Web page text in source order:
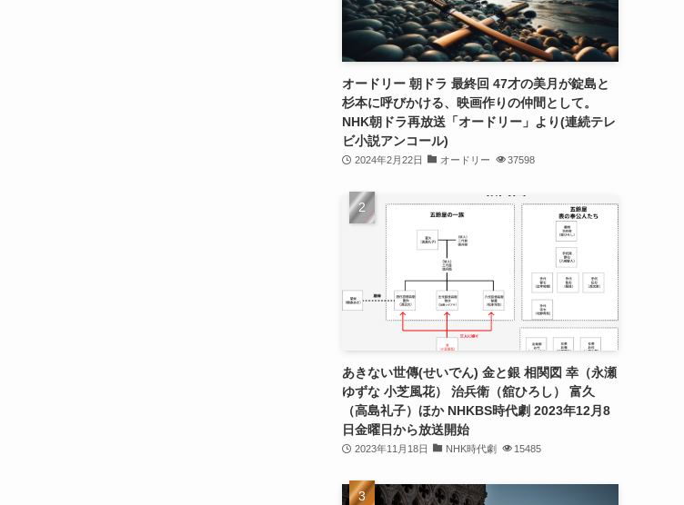
オードリー 朝ドラ 最終回 47才の美月が錠島と
杉本に呼びかける、映画作りの仲間として。
NHK朝ドラ再放送「オードリー」より(連続テレ
ビ小説アンコール)
2024年2月22日 オードリー 37598
あきない世傳(せいでん) 金と銀 相関図 幸（永瀬
ゆずな 小芝風花） 治兵衛（舘ひろし） 富久
（高島礼子）ほか NHKBS時代劇 2023年12月8
日金曜日から放送開始
2023年11月18日 NHK時代劇 15485